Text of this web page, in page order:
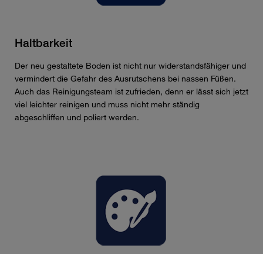
Haltbarkeit
Der neu gestaltete Boden ist nicht nur widerstandsfähiger und
vermindert die Gefahr des Ausrutschens bei nassen Füßen.
Auch das Reinigungsteam ist zufrieden, denn er lässt sich jetzt
viel leichter reinigen und muss nicht mehr ständig
abgeschliffen und poliert werden.